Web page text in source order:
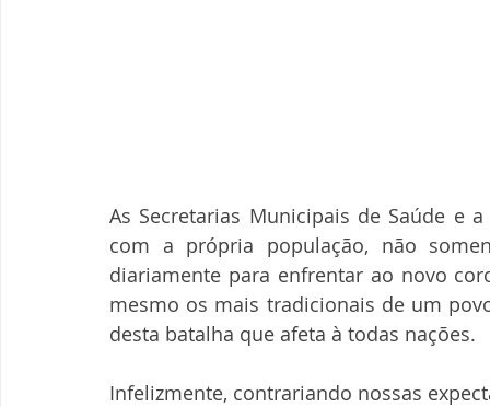
As Secretarias Municipais de Saúde e
com a própria população, não
diariamente para enfrentar ao novo
mesmo os mais tradicionais de um
desta batalha que afeta à todas nações.
Infelizmente, contrariando nossas